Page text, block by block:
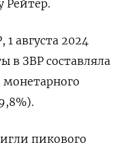
Рейтер.
августа 2024
в ЗВР составляла
пикового